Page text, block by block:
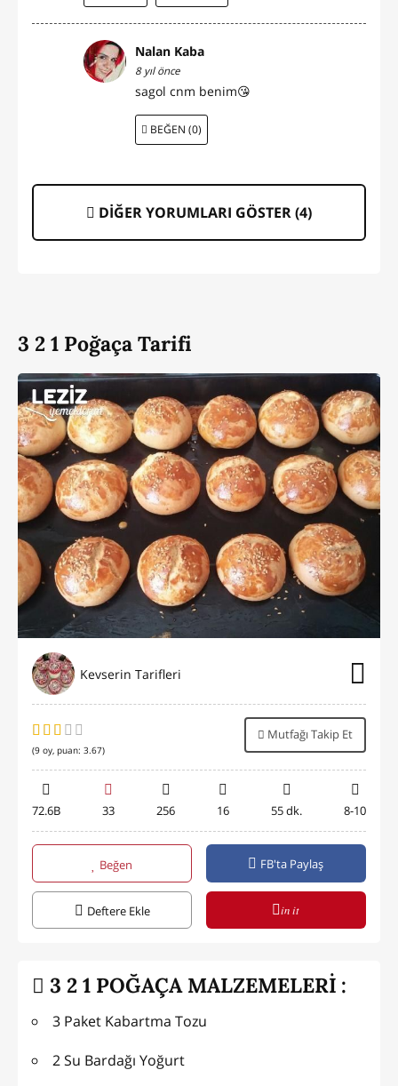
Nalan Kaba
8 yıl önce
sagol cnm benim😘
BEĞEN (0)
DİĞER YORUMLARI GÖSTER (4)
3 2 1 Poğaça Tarifi
Kevserin Tarifleri
(9 oy, puan: 3.67)
Mutfağı Takip Et
72.6B 33 256 16 55 dk. 8-10
Beğen FB'ta Paylaş
Deftere Ekle in it
3 2 1 POĞAÇA MALZEMELERİ :
3 Paket Kabartma Tozu
2 Su Bardağı Yoğurt